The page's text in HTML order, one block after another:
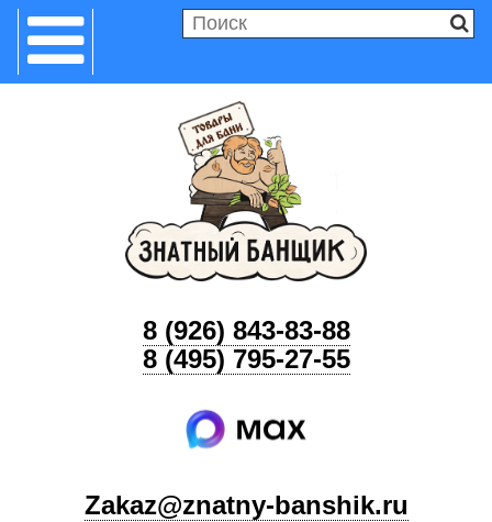
8 (926) 843-83-88
8 (495) 795-27-55
Zakaz@znatny-banshik.ru